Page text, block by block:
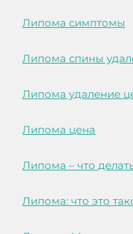
Липома симптомы
Липома спины
Липома удаление
Липома цена
Липома – что
Липома: что это